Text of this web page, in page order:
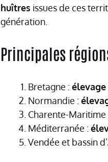
huîtres issues de ces
génération.
Principales
Bretagne :
Normandie :
Charente-Maritime
Méditerranée :
Vendée et bassin